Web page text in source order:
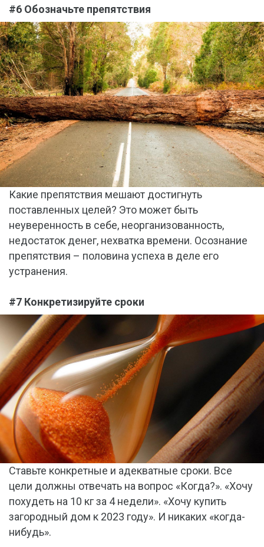
#6 Обозначьте препятствия
Какие препятствия мешают достигнуть
поставленных целей? Это может быть
неуверенность в себе, неорганизованность,
недостаток денег, нехватка времени. Осознание
препятствия – половина успеха в деле его
устранения.
#7 Конкретизируйте сроки
Ставьте конкретные и адекватные сроки. Все
цели должны отвечать на вопрос «Когда?». «Хочу
похудеть на 10 кг за 4 недели». «Хочу купить
загородный дом к 2023 году». И никаких «когда-
нибудь».